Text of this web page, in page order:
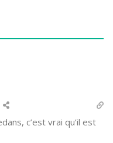
c’est vrai qu’il est